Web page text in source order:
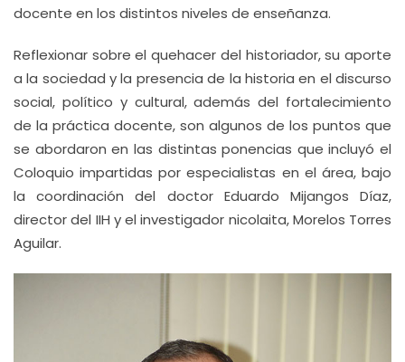
docente en los distintos niveles de enseñanza.
Reflexionar sobre el quehacer del historiador, su aporte
a la sociedad y la presencia de la historia en el discurso
social, político y cultural, además del fortalecimiento
de la práctica docente, son algunos de los puntos que
se abordaron en las distintas ponencias que incluyó el
Coloquio impartidas por especialistas en el área, bajo
la coordinación del doctor Eduardo Mijangos Díaz,
director del IIH y el investigador nicolaita, Morelos Torres
Aguilar.